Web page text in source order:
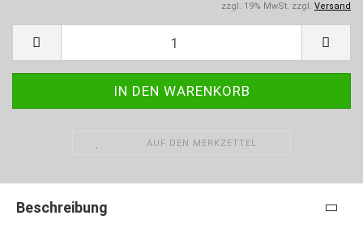
zzgl. 19% MwSt. zzgl. Versand
AUF DEN MERKZETTEL
Beschreibung